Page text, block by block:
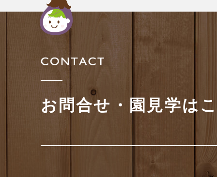
お問合せ・園見学は